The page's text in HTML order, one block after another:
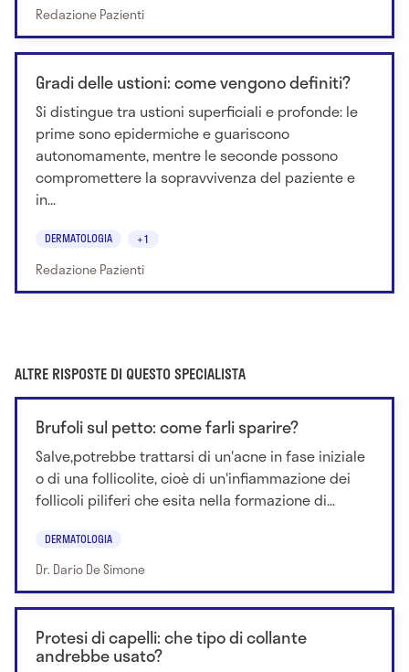
Redazione Pazienti
Gradi delle ustioni: come vengono definiti?
Si distingue tra ustioni superficiali e profonde: le
prime sono epidermiche e guariscono
autonomamente, mentre le seconde possono
compromettere la sopravvivenza del paziente e
in...
DERMATOLOGIA +1
Redazione Pazienti
ALTRE RISPOSTE DI QUESTO SPECIALISTA
Brufoli sul petto: come farli sparire?
Salve,potrebbe trattarsi di un'acne in fase iniziale
o di una follicolite, cioè di un'infiammazione dei
follicoli piliferi che esita nella formazione di...
DERMATOLOGIA
Dr. Dario De Simone
Protesi di capelli: che tipo di collante
andrebbe usato?